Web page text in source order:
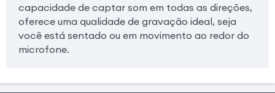
capacidade de captar som em todas as direções,
oferece uma qualidade de gravação ideal, seja
você está sentado ou em movimento ao redor do
microfone.